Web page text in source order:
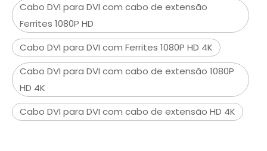
Cabo DVI para DVI com cabo de extensão
Ferrites 1080P HD
Cabo DVI para DVI com Ferrites 1080P HD 4K
Cabo DVI para DVI com cabo de extensão 1080P
HD 4K
Cabo DVI para DVI com cabo de extensão HD 4K